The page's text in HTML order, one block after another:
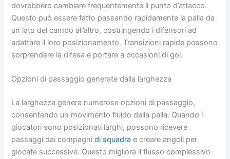
dovrebbero cambiare frequentemente il punto d’attacco.
Questo può essere fatto passando rapidamente la palla da
un lato del campo all’altro, costringendo i difensori ad
adattare il loro posizionamento. Transizioni rapide possono
sorprendere la difesa e portare a occasioni di gol.
Opzioni di passaggio generate dalla larghezza
La larghezza genera numerose opzioni di passaggio,
consentendo un movimento fluido della palla. Quando i
giocatori sono posizionati larghi, possono ricevere
passaggi dai compagnidi squadra e creare angoli per
giocate successive. Questo migliora il flusso complessivo